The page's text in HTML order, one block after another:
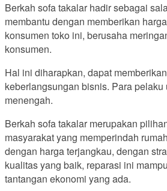
Berkah sofa takalar hadir sebagai
membantu dengan memberikan
konsumen toko ini, berusaha
konsumen.
Hal ini diharapkan, dapat
keberlangsungan bisnis. Para pelaku
menengah.
Berkah sofa takalar merupakan
masyarakat yang memperindah
dengan harga terjangkau, dengan
kualitas yang baik, reparasi ini
tantangan ekonomi yang ada.